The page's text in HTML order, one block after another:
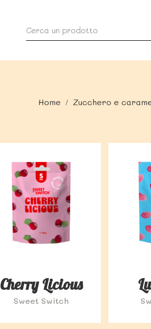
Home Zucchero e
Cherry Licious
Sweet Switch